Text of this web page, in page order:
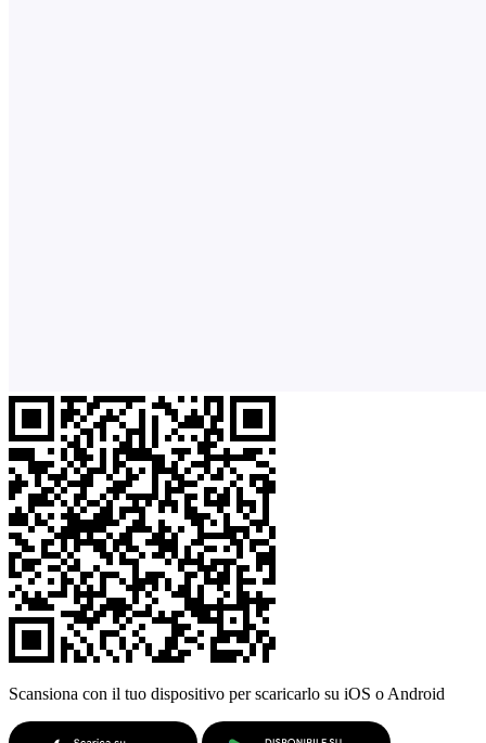
Scansiona con il tuo dispositivo per scaricarlo su iOS o Android